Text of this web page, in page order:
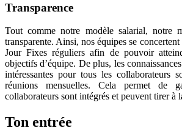
Transparence
Tout comme notre modèle salarial, notre
transparente. Ainsi, nos équipes se
Jour Fixes réguliers afin de pouvoir
objectifs d’équipe. De plus, les
intéressantes pour tous les collaborateurs
réunions mensuelles. Cela permet de
collaborateurs sont intégrés et peuvent tirer à
Ton entrée